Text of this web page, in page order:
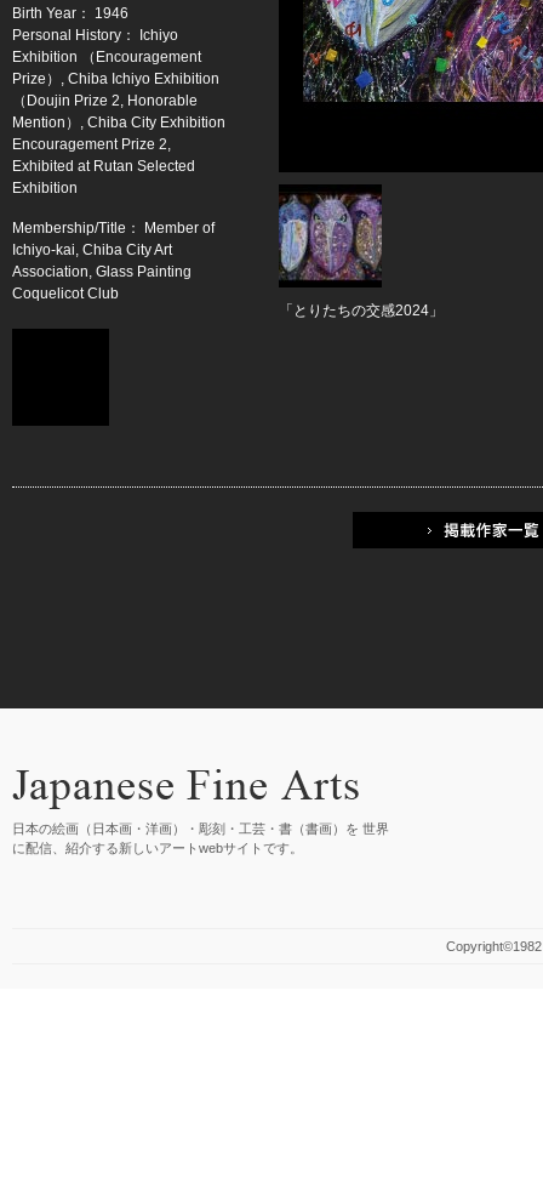
Birth Year： 1946
Personal History： Ichiyo
Exhibition （Encouragement
Prize）, Chiba Ichiyo Exhibition
（Doujin Prize 2, Honorable
Mention）, Chiba City Exhibition
Encouragement Prize 2,
Exhibited at Rutan Selected
Exhibition
Membership/Title： Member of
Ichiyo-kai, Chiba City Art
Association, Glass Painting
Coquelicot Club
「とりたちの交感2024」
日本の絵画（日本画・洋画）・彫刻・工芸・書（書画）を 世界
に配信、紹介する新しいアートwebサイトです。